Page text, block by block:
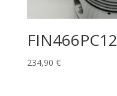
FIN466PC12
234,90 €